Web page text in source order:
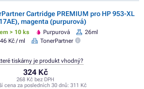
Cartridge PREMIUM pro HP 953-XL
magenta (purpurová)
> 10 ks Purpurová
26ml
Kč / ml
TonerPartner
324 Kč
268 Kč bez DPH
cena za posledních 30 dnů: 311 Kč
tiskárny je produkt vhodný?